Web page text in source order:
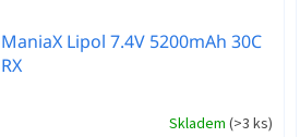
ManiaX Lipol 7.4V 5200mAh 30C
RX
Skladem (>3 ks)